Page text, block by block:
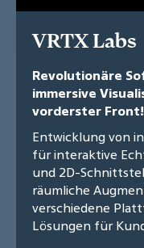
VRTX Labs
Revolutionäre
immersive
vorderster Front!
Entwicklung von
für interaktive
und 2D-
räumliche
verschiedene
Lösungen für